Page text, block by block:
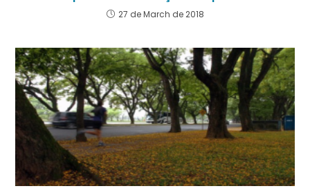
27 de March de 2018